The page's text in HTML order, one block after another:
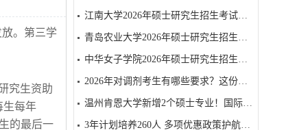
江南大学2026年硕士研究生招生考试复试参考书目
青岛农业大学2026年硕士研究生招生考试复试参考书目
中华女子学院2026年硕士研究生招生考试硕士研究生招生考试复试笔试参考书目
2026年对调剂考生有哪些要求？这份调剂攻略请收好
温州肯恩大学新增2个硕士专业！国际视野+全球认可
3年计划培养260人 多项优惠政策护航——贵州启动工程硕博士培养改革试点
。第三学
究生资助
生每年
的最后一